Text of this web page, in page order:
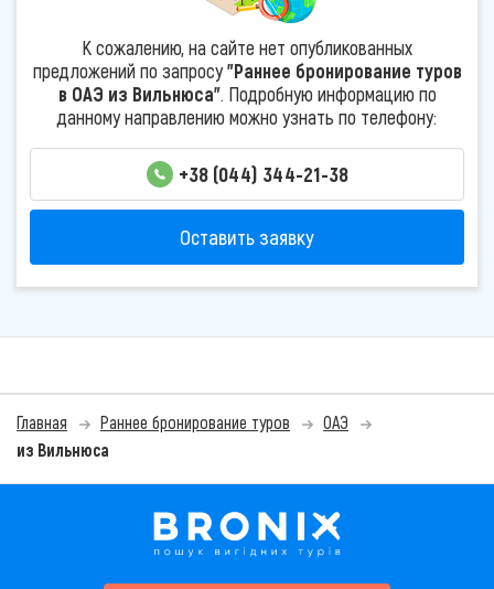
К сожалению, на сайте нет опубликованных
предложений по запросу"Раннее бронирование туров
в ОАЭ из Вильнюса". Подробную информацию по
данному направлению можно узнать по телефону:
+38 (044) 344-21-38
Оставить заявку
Главная Раннее бронирование туров
ОАЭ
из Вильнюса